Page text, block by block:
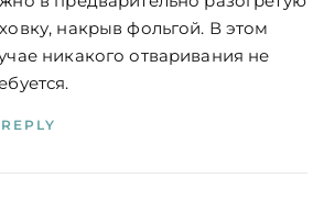
накрыв фольгой. В этом
никакого отваривания не
REPLY